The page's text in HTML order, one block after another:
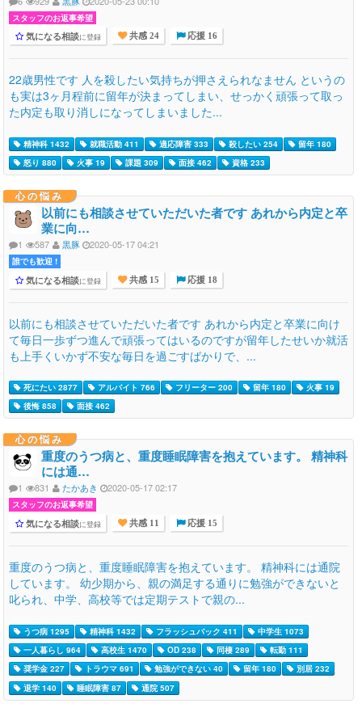
スタッフのお返事希望
気になる相談に登録 共感 24 応援 16
22歳男性です 人を殺したい気持ちが押さえられなません というの
も実は3ヶ月程前に留年が決まってしまい、せっかく頑張って取っ
た内定も取り消しになってしまいました...
精神科 1432 就職活動 411 適応障害 333 殺したい 254
留年 180
怒り 880
火事 19 課題 309 面接 462 資格 233
心の悩み
以前にも相談させていただいた者です あれから内定と卒
業に向…
1 587 黒豚 2020-05-17 04:21
誰でも歓迎 !
気になる相談に登録 共感 15 応援 18
以前にも相談させていただいた者です あれから内定と卒業に向け
て毎日一歩ずつ進んで頑張ってはいるのですが留年したせいか就活
も上手くいかず不安な毎日を過ごすばかりで、...
死にたい 2877 アルバイト 766 フリーター 200 留年 180
火事 19
後悔 858
面接 462
心の悩み
重度のうつ病と、重度睡眠障害を抱えています。 精神科
には通…
1 831 たかあき 2020-05-17 02:17
スタッフのお返事希望
気になる相談に登録 共感 11 応援 15
重度のうつ病と、重度睡眠障害を抱えています。 精神科には通院
しています。 幼少期から、親の満足する通りに勉強ができないと
叱られ、中学、高校等では定期テストで親の...
うつ病 1295 精神科 1432 フラッシュバック 411
中学生 1073
一人暮らし 964
高校生 1470 OD 238 同棲 289
転勤 111
奨学金 227
トラウマ 691 勉強ができない 40 留年 180
別居 232
退学 140
睡眠障害 87 通院 507